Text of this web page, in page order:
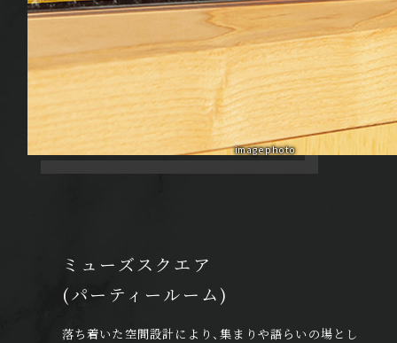
image photo
ミューズスクエア
(パーティールーム)
落ち着いた空間設計により、集まりや語らいの場とし